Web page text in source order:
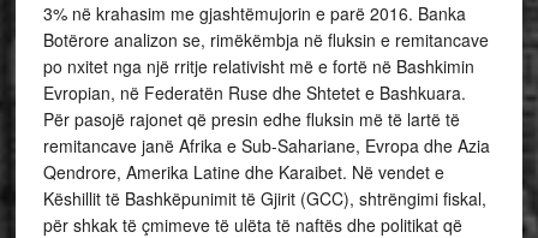
3% në krahasim me gjashtëmujorin e parë 2016. Banka
Botërore analizon se, rimëkëmbja në fluksin e remitancave
po nxitet nga një rritje relativisht më e fortë në Bashkimin
Evropian, në Federatën Ruse dhe Shtetet e Bashkuara.
Për pasojë rajonet që presin edhe fluksin më të lartë të
remitancave janë Afrika e Sub-Sahariane, Evropa dhe Azia
Qendrore, Amerika Latine dhe Karaibet. Në vendet e
Këshillit të Bashkëpunimit të Gjirit (GCC), shtrëngimi fiskal,
për shkak të çmimeve të ulëta të naftës dhe politikat që